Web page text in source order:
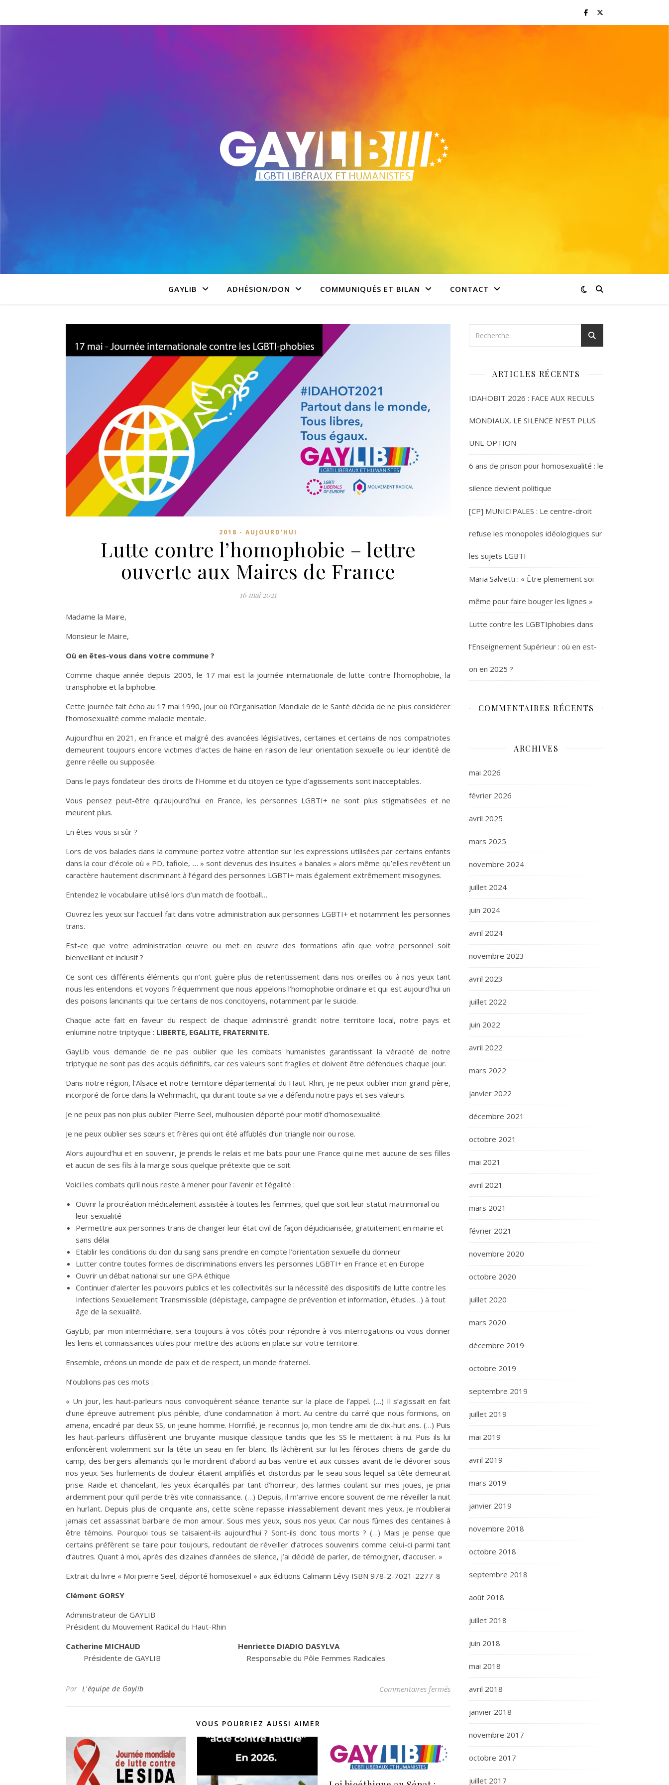
GAYLIB ADHÉSION/DON COMMUNIQUÉS ET BILAN CONTACT
2018 - AUJOURD'HUI
Lutte contre l’homophobie – lettre
ouverte aux Maires de France
16 mai 2021
Madame la Maire,
Monsieur le Maire,
Où en êtes-vous dans votre commune ?
Comme chaque année depuis 2005, le 17 mai est la journée internationale de lutte contre l’homophobie, la
transphobie et la biphobie.
Cette journée fait écho au 17 mai 1990, jour où l’Organisation Mondiale de le Santé décida de ne plus considérer
l’homosexualité comme maladie mentale.
Aujourd’hui en 2021, en France et malgré des avancées législatives, certaines et certains de nos compatriotes
demeurent toujours encore victimes d’actes de haine en raison de leur orientation sexuelle ou leur identité de
genre réelle ou supposée.
Dans le pays fondateur des droits de l’Homme et du citoyen ce type d’agissements sont inacceptables.
Vous pensez peut-être qu’aujourd’hui en France, les personnes LGBTI+ ne sont plus stigmatisées et ne
meurent plus.
En êtes-vous si sûr ?
Lors de vos balades dans la commune portez votre attention sur les expressions utilisées par certains enfants
dans la cour d’école où « PD, tafiole, … » sont devenus des insultes « banales » alors même qu’elles revêtent un
caractère hautement discriminant à l’égard des personnes LGBTI+ mais également extrêmement misogynes.
Entendez le vocabulaire utilisé lors d’un match de football…
Ouvrez les yeux sur l’accueil fait dans votre administration aux personnes LGBTI+ et notamment les personnes
trans.
Est-ce que votre administration œuvre ou met en œuvre des formations afin que votre personnel soit
bienveillant et inclusif ?
Ce sont ces différents éléments qui n’ont guère plus de retentissement dans nos oreilles ou à nos yeux tant
nous les entendons et voyons fréquemment que nous appelons l’homophobie ordinaire et qui est aujourd’hui un
des poisons lancinants qui tue certains de nos concitoyens, notamment par le suicide.
Chaque acte fait en faveur du respect de chaque administré grandit notre territoire local, notre pays et
enlumine notre triptyque : LIBERTE, EGALITE, FRATERNITE.
GayLib vous demande de ne pas oublier que les combats humanistes garantissant la véracité de notre
triptyque ne sont pas des acquis définitifs, car ces valeurs sont fragiles et doivent être défendues chaque jour.
Dans notre région, l’Alsace et notre territoire départemental du Haut-Rhin, je ne peux oublier mon grand-père,
incorporé de force dans la Wehrmacht, qui durant toute sa vie a défendu notre pays et ses valeurs.
Je ne peux pas non plus oublier Pierre Seel, mulhousien déporté pour motif d’homosexualité.
Je ne peux oublier ses sœurs et frères qui ont été affublés d’un triangle noir ou rose.
Alors aujourd’hui et en souvenir, je prends le relais et me bats pour une France qui ne met aucune de ses filles
et aucun de ses fils à la marge sous quelque prétexte que ce soit.
Voici les combats qu’il nous reste à mener pour l’avenir et l’égalité :
Ouvrir la procréation médicalement assistée à toutes les femmes, quel que soit leur statut matrimonial ou
leur sexualité
Permettre aux personnes trans de changer leur état civil de façon déjudiciarisée, gratuitement en mairie et
sans délai
Etablir les conditions du don du sang sans prendre en compte l’orientation sexuelle du donneur
Lutter contre toutes formes de discriminations envers les personnes LGBTI+ en France et en Europe
Ouvrir un débat national sur une GPA éthique
Continuer d’alerter les pouvoirs publics et les collectivités sur la nécessité des dispositifs de lutte contre les
Infections Sexuellement Transmissible (dépistage, campagne de prévention et information, études…) à tout
âge de la sexualité.
GayLib, par mon intermédiaire, sera toujours à vos côtés pour répondre à vos interrogations ou vous donner
les liens et connaissances utiles pour mettre des actions en place sur votre territoire.
Ensemble, créons un monde de paix et de respect, un monde fraternel.
N’oublions pas ces mots :
« Un jour, les haut-parleurs nous convoquèrent séance tenante sur la place de l’appel. (…) Il s’agissait en fait
d’une épreuve autrement plus pénible, d’une condamnation à mort. Au centre du carré que nous formions, on
amena, encadré par deux SS, un jeune homme. Horrifié, je reconnus Jo, mon tendre ami de dix-huit ans. (…) Puis
les haut-parleurs diffusèrent une bruyante musique classique tandis que les SS le mettaient à nu. Puis ils lui
enfoncèrent violemment sur la tête un seau en fer blanc. Ils lâchèrent sur lui les féroces chiens de garde du
camp, des bergers allemands qui le mordirent d’abord au bas-ventre et aux cuisses avant de le dévorer sous
nos yeux. Ses hurlements de douleur étaient amplifiés et distordus par le seau sous lequel sa tête demeurait
prise. Raide et chancelant, les yeux écarquillés par tant d’horreur, des larmes coulant sur mes joues, je priai
ardemment pour qu’il perde très vite connaissance. (…) Depuis, il m’arrive encore souvent de me réveiller la nuit
en hurlant. Depuis plus de cinquante ans, cette scène repasse inlassablement devant mes yeux. Je n’oublierai
jamais cet assassinat barbare de mon amour. Sous mes yeux, sous nos yeux. Car nous fûmes des centaines à
être témoins. Pourquoi tous se taisaient-ils aujourd’hui ? Sont-ils donc tous morts ? (…) Mais je pense que
certains préfèrent se taire pour toujours, redoutant de réveiller d’atroces souvenirs comme celui-ci parmi tant
d’autres. Quant à moi, après des dizaines d’années de silence, j’ai décidé de parler, de témoigner, d’accuser. »
Extrait du livre « Moi pierre Seel, déporté homosexuel » aux éditions Calmann Lévy ISBN 978-2-7021-2277-8
Clément GORSY
Administrateur de GAYLIB
Président du Mouvement Radical du Haut-Rhin
Catherine MICHAUD
Henriette DIADIO DASYLVA
Présidente de GAYLIB Responsable du Pôle Femmes Radicales
Par L'équipe de Gaylib Commentaires ferméssur Lutte contre l’homophobie – lettre ouverte aux Maires de
VOUS POURRIEZ AUSSI AIMER
ARTICLES RÉCENTS
IDAHOBIT 2026 : FACE AUX RECULS
MONDIAUX, LE SILENCE N’EST PLUS
UNE OPTION
6 ans de prison pour homosexualité : le
silence devient politique
[CP] MUNICIPALES : Le centre-droit
refuse les monopoles idéologiques sur
les sujets LGBTI
Maria Salvetti : « Être pleinement soi-
même pour faire bouger les lignes »
Lutte contre les LGBTIphobies dans
l’Enseignement Supérieur : où en est-
on en 2025 ?
COMMENTAIRES RÉCENTS
ARCHIVES
mai 2026
février 2026
avril 2025
mars 2025
novembre 2024
juillet 2024
juin 2024
avril 2024
novembre 2023
avril 2023
juillet 2022
juin 2022
avril 2022
mars 2022
janvier 2022
décembre 2021
octobre 2021
mai 2021
avril 2021
mars 2021
février 2021
novembre 2020
octobre 2020
juillet 2020
mars 2020
décembre 2019
octobre 2019
septembre 2019
juillet 2019
mai 2019
avril 2019
mars 2019
janvier 2019
novembre 2018
octobre 2018
septembre 2018
août 2018
juillet 2018
juin 2018
mai 2018
avril 2018
janvier 2018
novembre 2017
octobre 2017
juillet 2017